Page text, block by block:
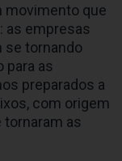
movimento que
as empresas
se tornando
para as
preparados a
com origem
as